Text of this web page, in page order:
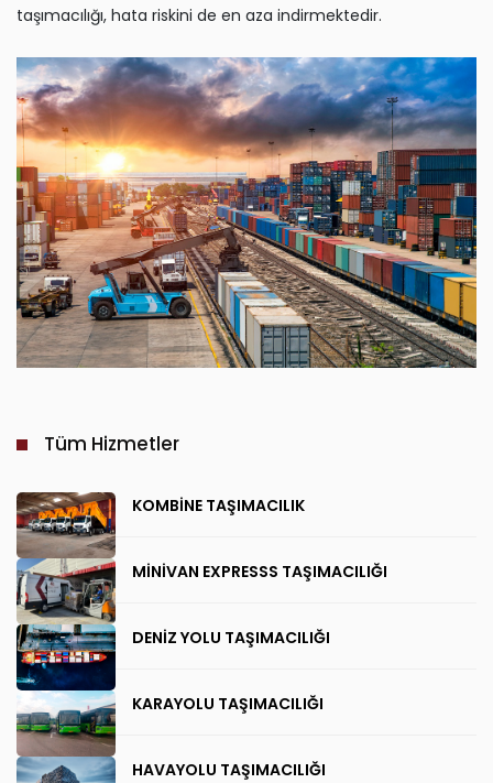
taşımacılığı, hata riskini de en aza indirmektedir.
Tüm Hizmetler
KOMBİNE TAŞIMACILIK
MİNİVAN EXPRESSS TAŞIMACILIĞI
DENİZ YOLU TAŞIMACILIĞI
KARAYOLU TAŞIMACILIĞI
HAVAYOLU TAŞIMACILIĞI